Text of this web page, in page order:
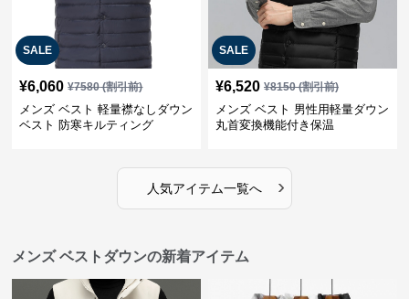
SALE
¥6,060 ¥7580(割引前)
メンズ ベスト 軽量襟なしダウン
ベスト 防寒キルティング
SALE
¥6,520 ¥8150(割引前)
メンズ ベスト 男性用軽量ダウン
丸首変換機能付き保温
人気アイテム一覧へ ›
メンズ ベストダウンの新着アイテム